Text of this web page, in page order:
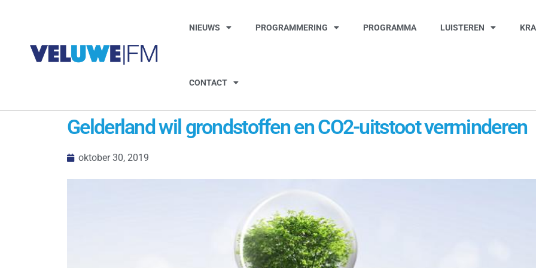
NIEUWS PROGRAMMERING PROGRAMMA LUISTEREN
CONTACT
Gelderland wil grondstoffen en CO2-uitstoot verminderen
oktober 30, 2019